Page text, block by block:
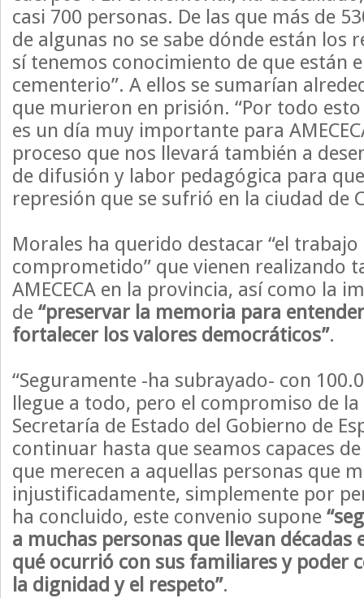
casi 700 personas. De las que más de
de algunas no se sabe dónde están los
sí tenemos conocimiento de que están
cementerio”. A ellos se sumarían
que murieron en prisión. “Por todo
es un día muy importante para
proceso que nos llevará también a
de difusión y labor pedagógica para
represión que se sufrió en la ciudad de
Morales ha querido destacar “el trabajo
comprometido” que vienen realizando
AMECECA en la provincia, así como la
de “preservar la memoria para
fortalecer los valores democráticos”.
“Seguramente -ha subrayado- con
llegue a todo, pero el compromiso de
Secretaría de Estado del Gobierno de
continuar hasta que seamos capaces
que merecen a aquellas personas que
injustificadamente, simplemente por
ha concluido, este convenio supone
a muchas personas que llevan décadas
qué ocurrió con sus familiares y poder
la dignidad y el respeto”.